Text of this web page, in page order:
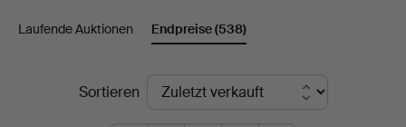
Karlstad
Auktionsverk
Laufende Auktionen Endpreise(538)
EndpreiseSortieren